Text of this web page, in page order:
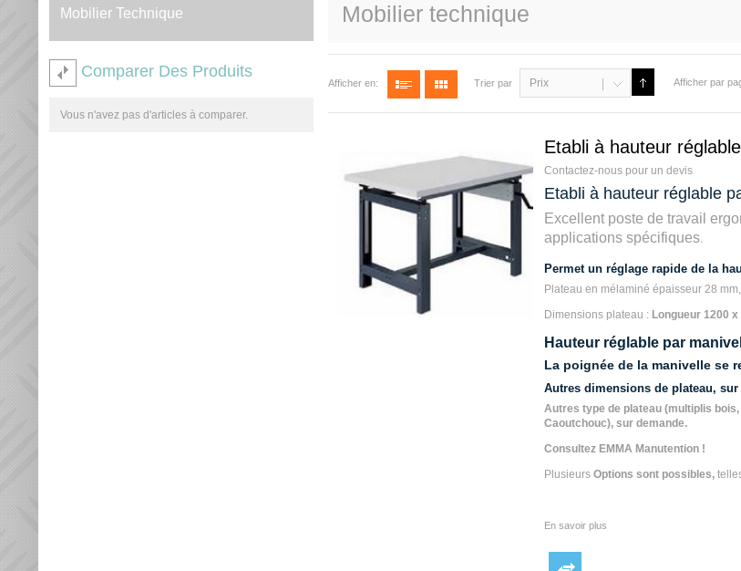
Mobilier Technique
Comparer Des Produits
Vous n'avez pas d'articles à comparer.
Mobilier technique
Afficher en: Trier par Prix Afficher par
Etabli à hauteur
Contactez-nous pour un devis
Etabli à hauteur réglable
Excellent poste de travail
applications spécifiques.
Permet un réglage rapide de la
Plateau en mélaminé épaisseur 28 mm,
Dimensions plateau : Longueur 1200
Hauteur réglable par
La poignée de la manivelle se
Autres dimensions de plateau, sur
Autres type de plateau (multiplis
Caoutchouc), sur demande.
Consultez EMMA Manutention !
Plusieurs Options sont possibles,
En savoir plus